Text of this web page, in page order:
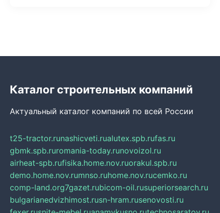
Каталог строительных компаний
Актуальный каталог компаний по всей России
t25-tractor.runashicveti.rualutex.spb.rufas.ru
gbmk.spb.ruromania-today.runovoizol.ru
airheat-spb.rufisika.home.nov.ruorakul.spb.ru
demo.home.nov.rumnso.ruhome.nov.rucemko.ru
comp-land.org7gazet.rubicom-oil.rusuperiorsearch.ru
bulgarianedvizhimost.rusn-hram.rusenovosti.ru